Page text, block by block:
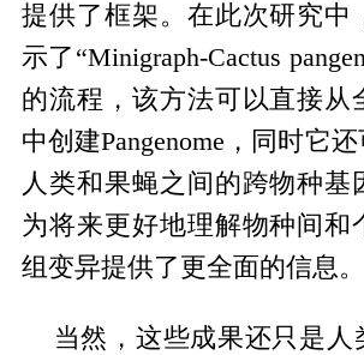
提供了框架。在此次研究中
示了“Minigraph-Cactus
的流程，该方法可以直接从
中创建Pangenome，同时它
人类和果蝇之间的跨物种基
为将来更好地理解物种间和
组变异提供了更全面的信息。
当然，这些成果还只是人